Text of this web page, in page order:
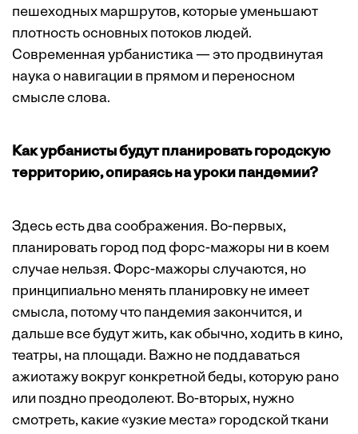
пешеходных маршрутов, которые уменьшают
плотность основных потоков людей.
Современная урбанистика — это продвинутая
наука о навигации в прямом и переносном
смысле слова.
Как урбанисты будут планировать городскую
территорию, опираясь на уроки пандемии?
Здесь есть два соображения. Во-первых,
планировать город под форс-мажоры ни в коем
случае нельзя. Форс-мажоры случаются, но
принципиально менять планировку не имеет
смысла, потому что пандемия закончится, и
дальше все будут жить, как обычно, ходить в кино,
театры, на площади. Важно не поддаваться
ажиотажу вокруг конкретной беды, которую рано
или поздно преодолеют. Во-вторых, нужно
смотреть, какие «узкие места» городской ткани